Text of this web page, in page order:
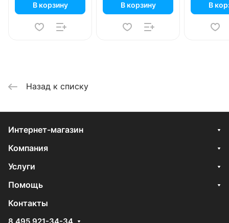
В корзину В корзину В
Назад к списку
Интернет-магазин
Компания
Услуги
Помощь
Контакты